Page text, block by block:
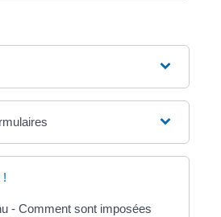
!
- Comment sont imposées